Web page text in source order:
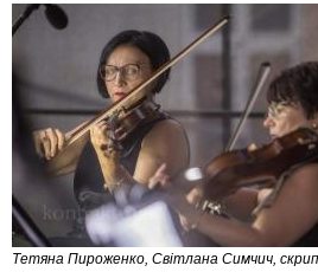
Тетяна Пироженко, Світлана Симчич,